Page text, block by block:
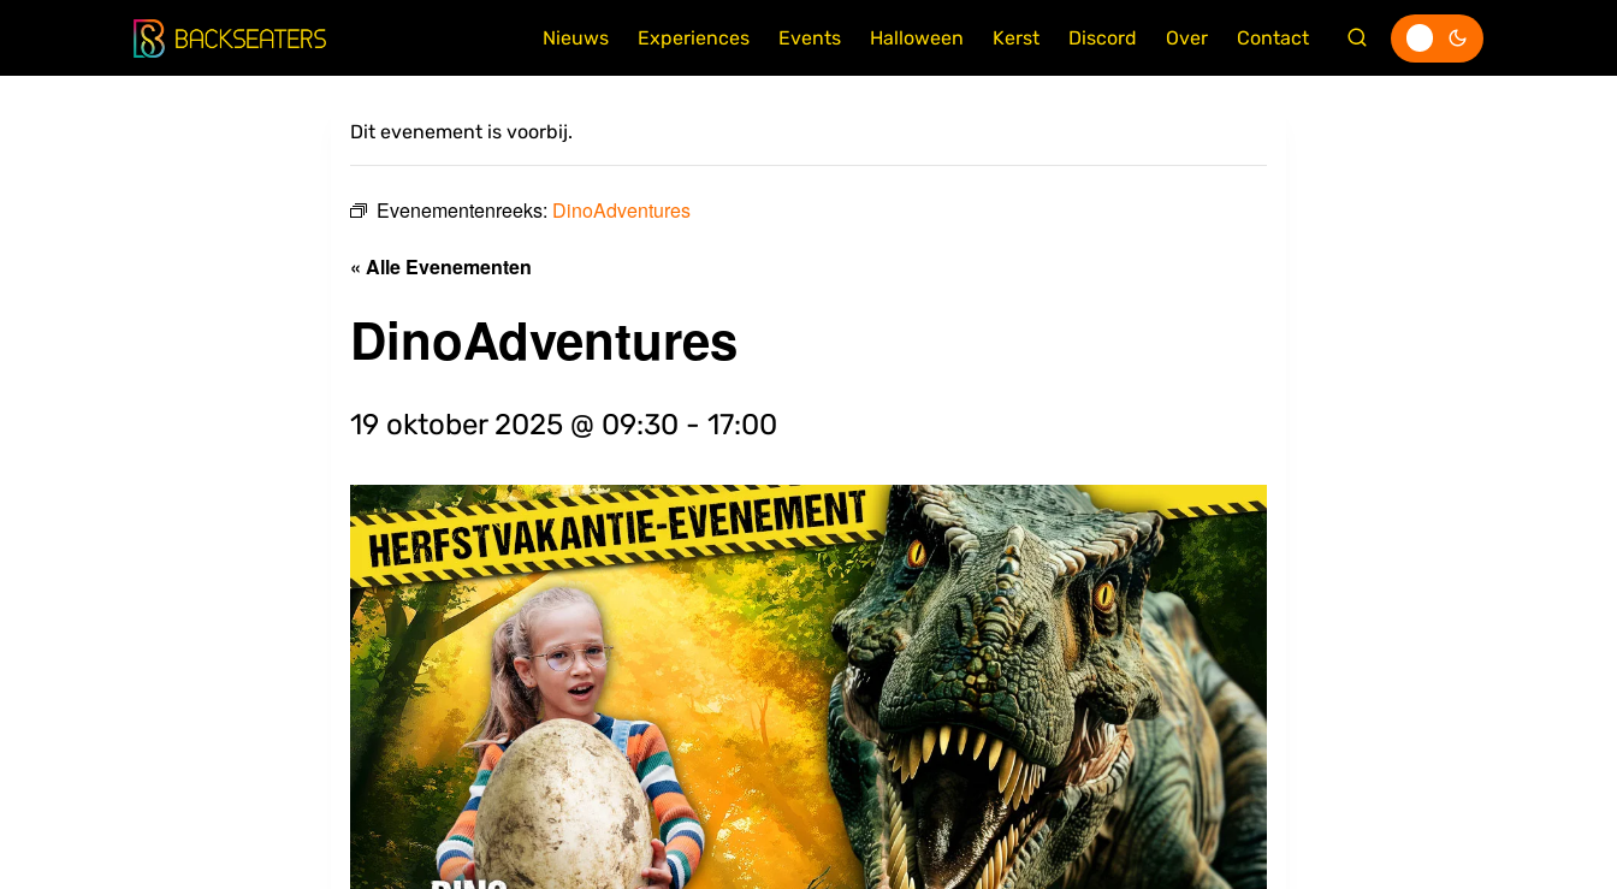
Nieuws Experiences Events Halloween Kerst Discord Over Contact
Dit evenement is voorbij.
Evenementenreeks: DinoAdventures
« Alle Evenementen
DinoAdventures
19 oktober 2025 @ 09:30 - 17:00